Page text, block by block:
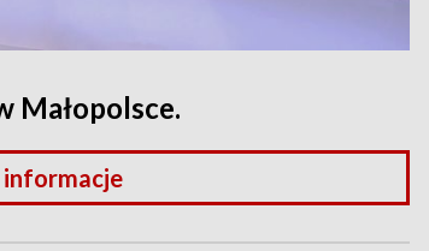
Małopolsce.
informacje